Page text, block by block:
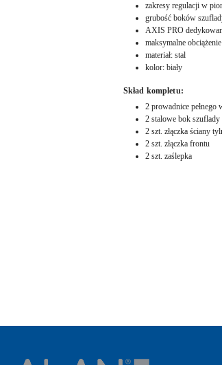
zakresy regulacji w
grubość boków
AXIS PRO
maksymalne
materiał: stal
kolor: biały
Skład kompletu:
2 prowadnice
2 stalowe bok
2 szt. złączka ściany
2 szt. złączka frontu
2 szt. zaślepka